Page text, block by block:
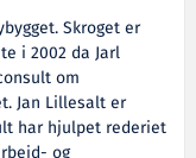
Skroget er
i 2002 da Jarl
om
Jan Lillesalt er
har hjulpet rederiet